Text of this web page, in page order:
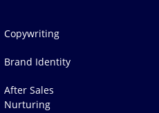
Copywriting
Brand Identity
After Sales
Nurturing